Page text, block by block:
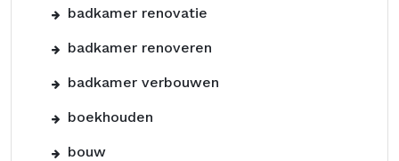
badkamer renovatie
badkamer renoveren
badkamer verbouwen
boekhouden
bouw